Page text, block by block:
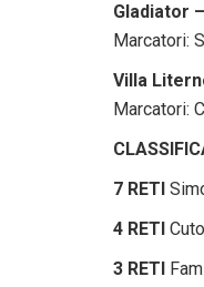
Gladiator
Marcatori:
Villa
Marcatori:
7 RETI
4 RETI
3 RETI